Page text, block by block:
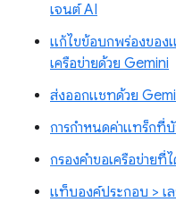
เจนต์ AI
แก้ไขข้อบกพร่องขอ
เครือข่ายด้วย Gemini
ส่งออกแชทด้วย
การกำหนดค่าแทร็กที่
กรองคำขอเครือข่ายที่
แท็บองค์ประกอบ > เล